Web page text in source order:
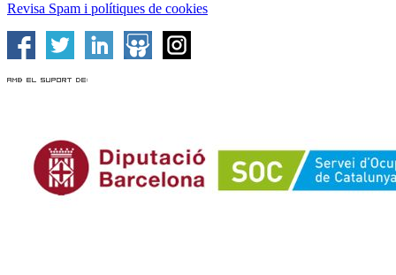
Revisa Spam i polítiques de cookies